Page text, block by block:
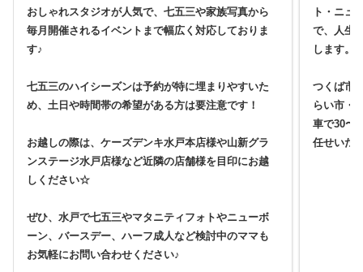
おしゃれスタジオが人気で、七五三や家族写真から
毎月開催されるイベントまで幅広く対応しておりま
す♪
七五三のハイシーズンは予約が特に埋まりやすいた
め、土日や時間帯の希望がある方は要注意です！
お越しの際は、ケーズデンキ水戸本店様や山新グラ
ンステージ水戸店様など近隣の店舗様を目印にお越
しください☆
ぜひ、水戸で七五三やマタニティフォトやニューボ
ーン、バースデー、ハーフ成人など検討中のママも
お気軽にお問い合わせください♪
ト・ニュ
で、人生
します。
つくば市
らい市・
車で30〜
任せいた